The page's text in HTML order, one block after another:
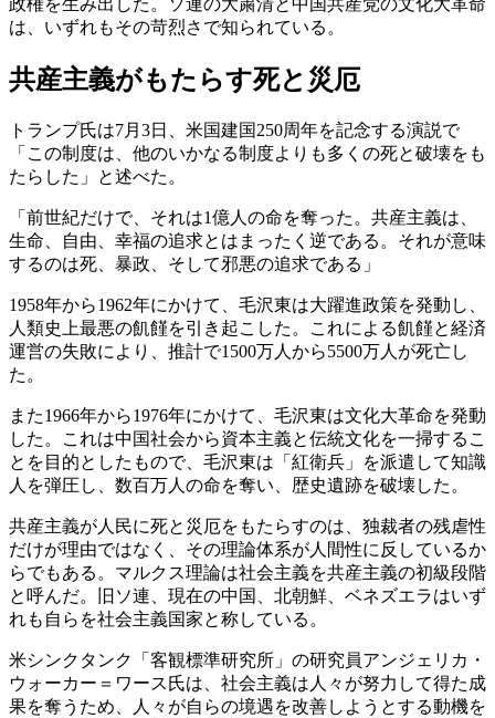
政権を生み出した。ソ連の大粛清と中国共産党の文化大革命
は、いずれもその苛烈さで知られている。
共産主義がもたらす死と災厄
トランプ氏は7月3日、米国建国250周年を記念する演説で
「この制度は、他のいかなる制度よりも多くの死と破壊をも
たらした」と述べた。
「前世紀だけで、それは1億人の命を奪った。共産主義は、
生命、自由、幸福の追求とはまったく逆である。それが意味
するのは死、暴政、そして邪悪の追求である」
1958年から1962年にかけて、毛沢東は大躍進政策を発動し、
人類史上最悪の飢饉を引き起こした。これによる飢饉と経済
運営の失敗により、推計で1500万人から5500万人が死亡し
た。
また1966年から1976年にかけて、毛沢東は文化大革命を発動
した。これは中国社会から資本主義と伝統文化を一掃するこ
とを目的としたもので、毛沢東は「紅衛兵」を派遣して知識
人を弾圧し、数百万人の命を奪い、歴史遺跡を破壊した。
共産主義が人民に死と災厄をもたらすのは、独裁者の残虐性
だけが理由ではなく、その理論体系が人間性に反しているか
らでもある。マルクス理論は社会主義を共産主義の初級段階
と呼んだ。旧ソ連、現在の中国、北朝鮮、ベネズエラはいず
れも自らを社会主義国家と称している。
米シンクタンク「客観標準研究所」の研究員アンジェリカ・
ウォーカー＝ワース氏は、社会主義は人々が努力して得た成
果を奪うため、人々が自らの境遇を改善しようとする動機を